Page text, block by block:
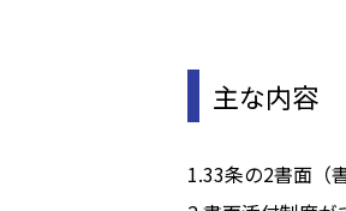
主な内容
1.33条の2書面（